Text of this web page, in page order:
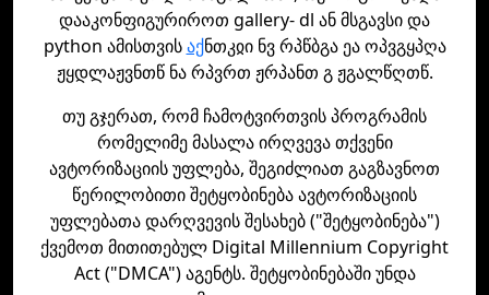
დააკონფიგურიროთ gallery- dl ან მსგავსი და
python ამისთვისაქნთკჲი ნვ რპწბგა ეა ოპვგყპღა
ჟყდლაჟვნთწ ნა რპვრთ ჟრპანთ გ ჟგალწღთწ.
თუ გჯერათ, რომ ჩამოტვირთვის პროგრამის
რომელიმე მასალა ირღვევა თქვენი
ავტორიზაციის უფლება, შეგიძლიათ გაგზავნოთ
წერილობითი შეტყობინება ავტორიზაციის
უფლებათა დარღვევის შესახებ ("შეტყობინება")
ქვემოთ მითითებულ Digital Millennium Copyright
Act ("DMCA") აგენტს. შეტყობინებაში უნდა